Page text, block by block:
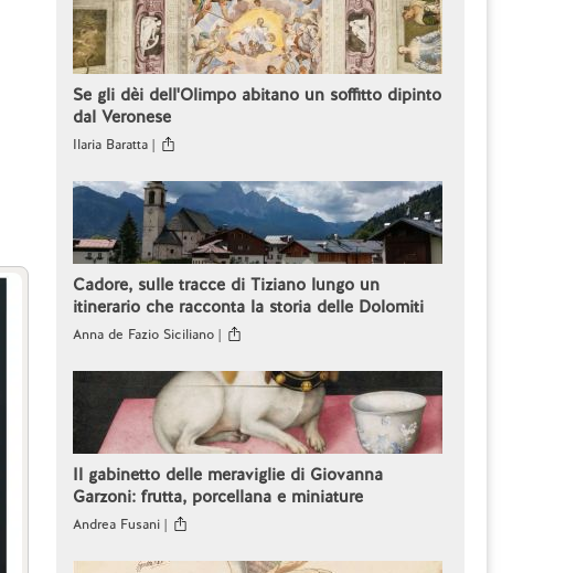
Se gli dèi dell'Olimpo abitano un soffitto dipinto
dal Veronese
Ilaria Baratta |
Cadore, sulle tracce di Tiziano lungo un
itinerario che racconta la storia delle Dolomiti
Anna de Fazio Siciliano |
Il gabinetto delle meraviglie di Giovanna
Garzoni: frutta, porcellana e miniature
Andrea Fusani |